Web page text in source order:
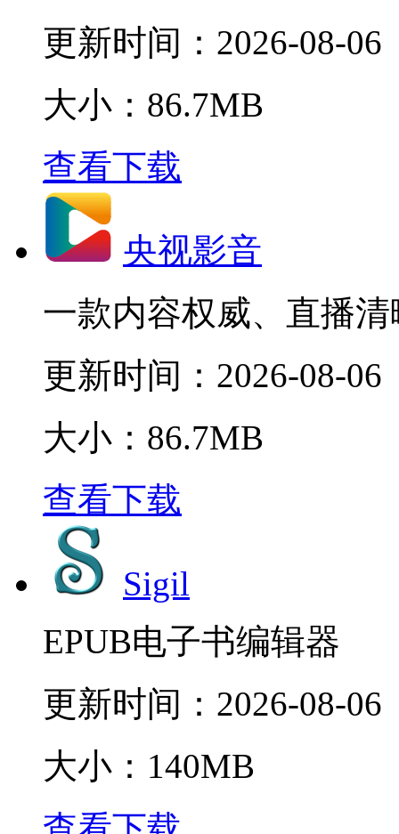
更新时间： 2026-08-06
大小：86.7MB
查看下载
央视影音
一款内容权威、直播
更新时间： 2026-08-06
大小：86.7MB
查看下载
Sigil
EPUB电子书编辑器
更新时间： 2026-08-06
大小：140MB